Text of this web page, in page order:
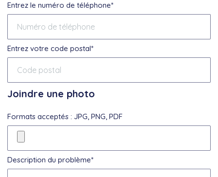
Entrez le numéro de téléphone*
Entrez votre code postal*
Joindre une photo
Formats acceptés : JPG, PNG, PDF
Description du problème*